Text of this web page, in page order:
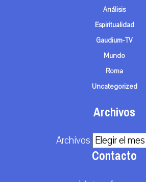
Análisis
Espiritualidad
Gaudium-TV
Mundo
Roma
Uncategorized
Archivos
Archivos
Contacto